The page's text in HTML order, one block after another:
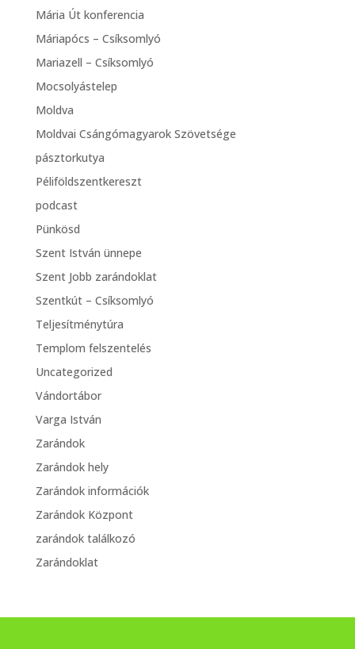
Mária Út konferencia
Máriapócs – Csíksomlyó
Mariazell – Csíksomlyó
Mocsolyástelep
Moldva
Moldvai Csángómagyarok Szövetsége
pásztorkutya
Péliföldszentkereszt
podcast
Pünkösd
Szent István ünnepe
Szent Jobb zarándoklat
Szentkút – Csíksomlyó
Teljesítménytúra
Templom felszentelés
Uncategorized
Vándortábor
Varga István
Zarándok
Zarándok hely
Zarándok információk
Zarándok Központ
zarándok találkozó
Zarándoklat